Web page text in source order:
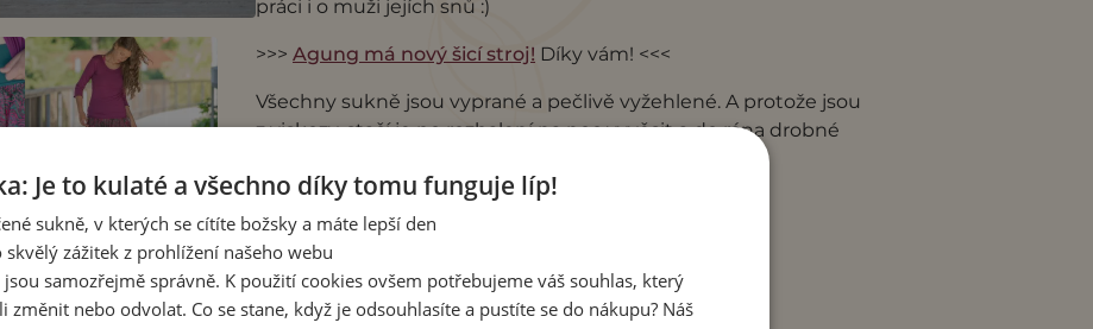
práci i o muži jejích snů :)
>>> Agung má nový šicí stroj! Díky vám! <<<
Všechny sukně jsou vyprané a pečlivě vyžehlené. A protože jsou
z viskozy, stačí je po rozbalení na noc vyvěsit a do rána drobné
Je to kulaté a všechno díky tomu funguje líp!
sukně, v kterých se cítíte božsky a máte lepší den
skvělý zážitek z prohlížení našeho webu
samozřejmě správně. K použití cookies ovšem potřebujeme váš souhlas, který
změnit nebo odvolat. Co se stane, když je odsouhlasíte a pustíte se do nákupu? Náš